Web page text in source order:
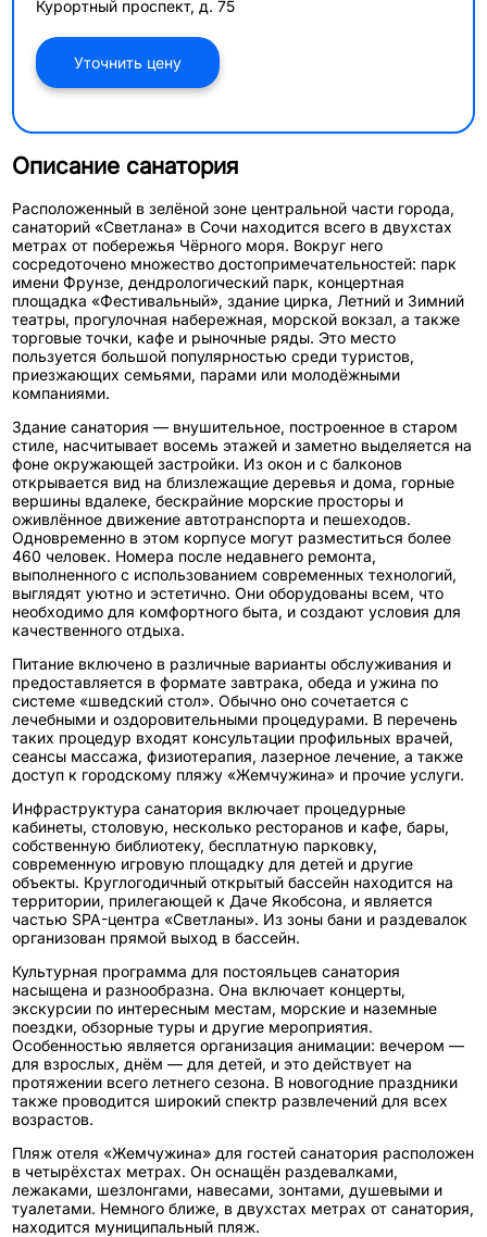
Курортный проспект, д. 75
Уточнить цену
Описание санатория
Расположенный в зелёной зоне центральной части города,
санаторий «Светлана» в Сочи находится всего в двухстах
метрах от побережья Чёрного моря. Вокруг него
сосредоточено множество достопримечательностей: парк
имени Фрунзе, дендрологический парк, концертная
площадка «Фестивальный», здание цирка, Летний и Зимний
театры, прогулочная набережная, морской вокзал, а также
торговые точки, кафе и рыночные ряды. Это место
пользуется большой популярностью среди туристов,
приезжающих семьями, парами или молодёжными
компаниями.
Здание санатория — внушительное, построенное в старом
стиле, насчитывает восемь этажей и заметно выделяется на
фоне окружающей застройки. Из окон и с балконов
открывается вид на близлежащие деревья и дома, горные
вершины вдалеке, бескрайние морские просторы и
оживлённое движение автотранспорта и пешеходов.
Одновременно в этом корпусе могут разместиться более
460 человек. Номера после недавнего ремонта,
выполненного с использованием современных технологий,
выглядят уютно и эстетично. Они оборудованы всем, что
необходимо для комфортного быта, и создают условия для
качественного отдыха.
Питание включено в различные варианты обслуживания и
предоставляется в формате завтрака, обеда и ужина по
системе «шведский стол». Обычно оно сочетается с
лечебными и оздоровительными процедурами. В перечень
таких процедур входят консультации профильных врачей,
сеансы массажа, физиотерапия, лазерное лечение, а также
доступ к городскому пляжу «Жемчужина» и прочие услуги.
Инфраструктура санатория включает процедурные
кабинеты, столовую, несколько ресторанов и кафе, бары,
собственную библиотеку, бесплатную парковку,
современную игровую площадку для детей и другие
объекты. Круглогодичный открытый бассейн находится на
территории, прилегающей к Даче Якобсона, и является
частью SPA-центра «Светланы». Из зоны бани и раздевалок
организован прямой выход в бассейн.
Культурная программа для постояльцев санатория
насыщена и разнообразна. Она включает концерты,
экскурсии по интересным местам, морские и наземные
поездки, обзорные туры и другие мероприятия.
Особенностью является организация анимации: вечером —
для взрослых, днём — для детей, и это действует на
протяжении всего летнего сезона. В новогодние праздники
также проводится широкий спектр развлечений для всех
возрастов.
Пляж отеля «Жемчужина» для гостей санатория расположен
в четырёхстах метрах. Он оснащён раздевалками,
лежаками, шезлонгами, навесами, зонтами, душевыми и
туалетами. Немного ближе, в двухстах метрах от санатория,
находится муниципальный пляж.